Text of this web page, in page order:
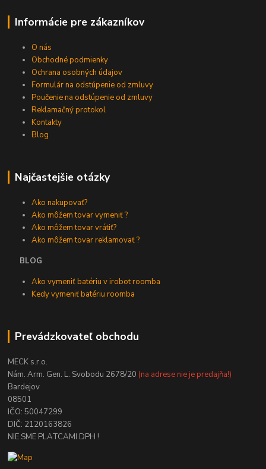
Informácie pre zákazníkov
O nás
Obchodné podmienky
Ochrana osobných údajov
Formulár na odstúpenie od zmluvy
Poučenie na odstúpenie od zmluvy
Reklamačný protokol
Kontakty
Blog
Najčastejšie otázky
Ako nakupovať?
Ako môžem tovar vymeniť ?
Ako môžem tovar vrátiť?
Ako môžem tovar reklamovať ?
BLOG
Ako vymeniť batériu v irobot roomba
Kedy vymeniť batériu roomba
Prevádzkovateľ obchodu
MECK s.r.o.
Nám. Arm. Gen. L. Svobodu 2678/20 (na adrese nie je predajňa!)
Bardejov
08501
IČO: 50047299
DIČ: 2120163826
NIE SME PLATCAMI DPH !